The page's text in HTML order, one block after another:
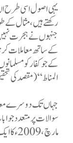
یہی اصول اسی طرح
رکھتے ہیں، مثال کے
جنہوں نے ہجرت
کے ساتھ معاملات
کے جو کفار کو
المناط“ (مقصد کی
جہاں تک دوسرے
مارچ، 2009ء کا ایک جواب ذیل میں ہے